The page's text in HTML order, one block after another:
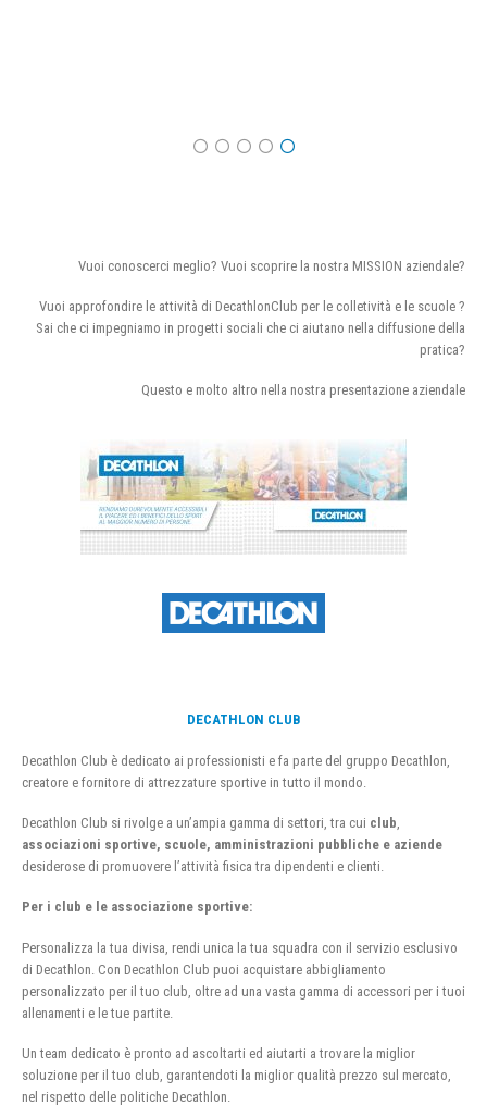
Vuoi conoscerci meglio? Vuoi scoprire la nostra MISSION aziendale?
Vuoi approfondire le attività di DecathlonClub per le colletività e le scuole ?
Sai che ci impegniamo in progetti sociali che ci aiutano nella diffusione della
pratica?
Questo e molto altro nella nostra presentazione aziendale
DECATHLON CLUB
Decathlon Club è dedicato ai professionisti e fa parte del gruppo Decathlon,
creatore e fornitore di attrezzature sportive in tutto il mondo.
Decathlon Club si rivolge a un’ampia gamma di settori, tra cui club
associazioni sportive, scuole, amministrazioni pubbliche e aziende
desiderose di promuovere l’attività fisica tra dipendenti e clienti.
Per i club e le associazione sportive:
Personalizza la tua divisa, rendi unica la tua squadra con il servizio esclusivo
di Decathlon. Con Decathlon Club puoi acquistare abbigliamento
personalizzato per il tuo club, oltre ad una vasta gamma di accessori per i tuoi
allenamenti e le tue partite.
Un team dedicato è pronto ad ascoltarti ed aiutarti a trovare la miglior
soluzione per il tuo club, garantendoti la miglior qualità prezzo sul mercato,
nel rispetto delle politiche Decathlon.